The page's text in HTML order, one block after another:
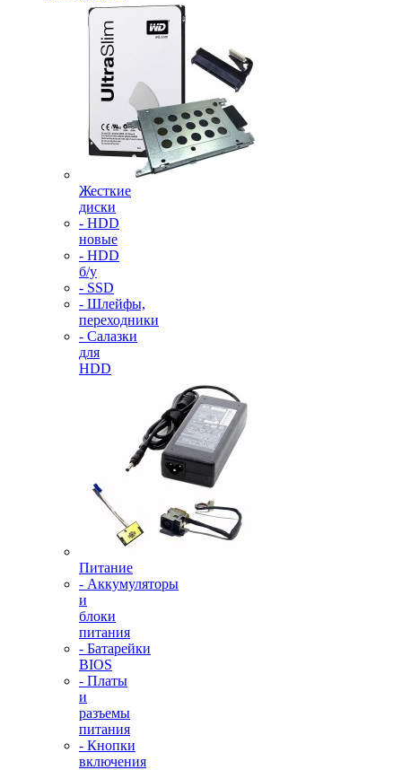
Жесткие
диски
- HDD
новые
- HDD
б/у
- SSD
- Шлейфы,
переходники
- Салазки
для
HDD
Питание
- Аккумуляторы
и
блоки
питания
- Батарейки
BIOS
- Платы
и
разъемы
питания
- Кнопки
включения